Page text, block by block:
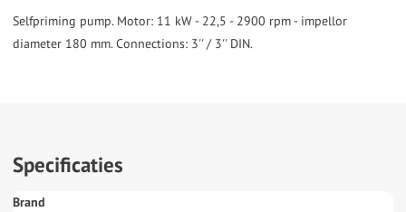
swipe
gestures.
Selfpriming pump. Motor: 11 kW - 22,5 - 2900 rpm - impellor
Specificaties
Brand